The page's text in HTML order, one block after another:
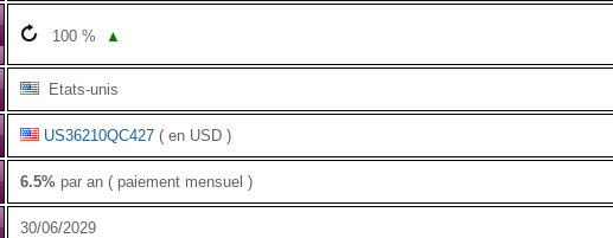
100% ▲
Etats-unis
US36210QC427( en USD )
6.5%par an ( paiement mensuel )
30/06/2029